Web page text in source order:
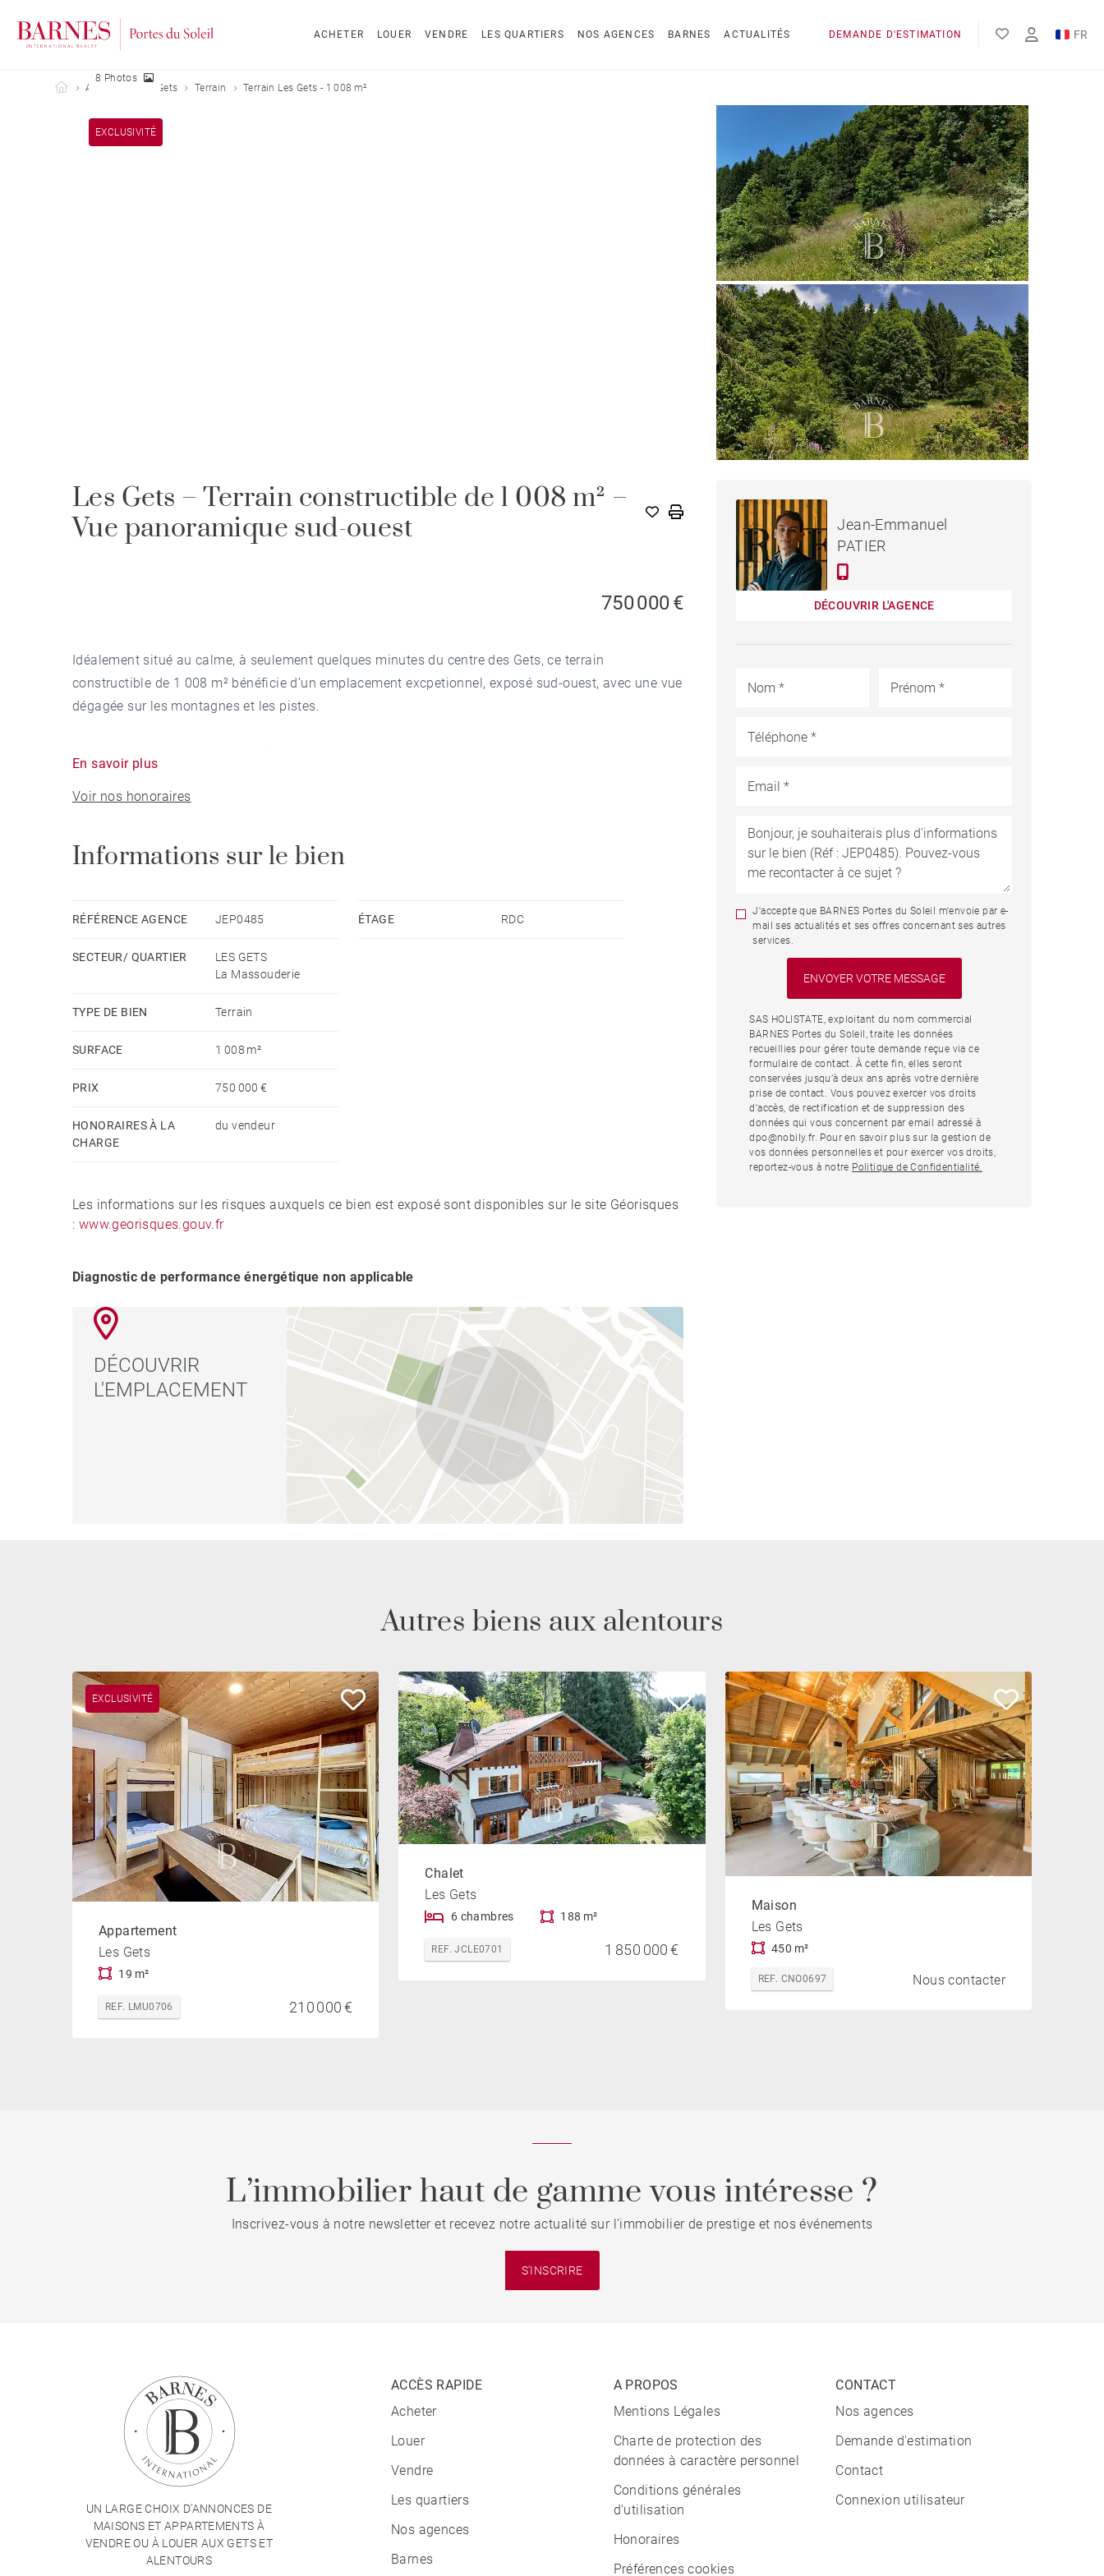
ACHETER LOUER VENDRE LES QUARTIERS NOS AGENCES BARNES ACTUALITÉS DEMANDE D'ESTIMATION
FR
Barnes Portes du Soleil
Acheter Les Gets Terrain Terrain Les Gets - 1 008 m²
EXCLUSIVITÉ
8 Photos
Les Gets – Terrain constructible de 1 008 m² –
Vue panoramique sud-ouest
750 000 €
Idéalement situé au calme, à seulement quelques minutes du centre des Gets, ce terrain
constructible de 1 008 m² bénéficie d’un emplacement excpetionnel, exposé sud-ouest, avec une vue
dégagée sur les montagnes et les pistes.
L'absence de coefficient d’emprise au sol maximal laisse place à de nombreuses possibilités
d’aménagement.
Un bien rare sur le secteur. Dossier complet sur demande.
En savoir plus
Voir nos honoraires
Informations sur le bien
RÉFÉRENCE AGENCE JEP0485
SECTEUR/ QUARTIER
LES GETS
La Massouderie
TYPE DE BIEN Terrain
SURFACE 1 008 m²
PRIX 750 000 €
HONORAIRES À LA
CHARGE
du vendeur
ÉTAGE RDC
Les informations sur les risques auxquels ce bien est exposé sont disponibles sur le site Géorisques
: www.georisques.gouv.fr
Diagnostic de performance énergétique non applicable
DÉCOUVRIR
L'EMPLACEMENT
TERRAIN LES GETS -
1 008 M²Jean-Emmanuel
PATIER
DÉCOUVRIR L'AGENCE
J'accepte que BARNES Portes du Soleil m'envoie par e-
mail ses actualités et ses offres concernant ses autres
services.
SAS HOLISTATE, exploitant du nom commercial
BARNES Portes du Soleil, traite les données
recueillies pour gérer toute demande reçue via ce
formulaire de contact. À cette fin, elles seront
conservées jusqu’à deux ans après votre dernière
prise de contact. Vous pouvez exercer vos droits
d'accès, de rectification et de suppression des
données qui vous concernent par email adressé à
dpo@nobily.fr. Pour en savoir plus sur la gestion de
vos données personnelles et pour exercer vos droits,
reportez-vous à notre Politique de Confidentialité.
Autres biens aux alentours
EXCLUSIVITÉ
Appartement
Les Gets
19 m²
REF. LMU0706 210 000 €
Chalet
Les Gets
6 chambres 188 m²
REF. JCLE0701 1 850 000 €
Maison
Les Gets
450 m²
REF. CNO0697 Nous contacter
L’immobilier haut de gamme vous intéresse ?
Inscrivez-vous à notre newsletter et recevez notre actualité sur l'immobilier de prestige et nos événements
S'INSCRIRE
UN LARGE CHOIX D'ANNONCES DE
MAISONS ET APPARTEMENTS À
VENDRE OU À LOUER AUX GETS ET
ALENTOURS
ACCÈS RAPIDE
Acheter
Louer
Vendre
Les quartiers
Nos agences
Barnes
A PROPOS
Mentions Légales
Charte de protection des
données à caractère personnel
Conditions générales
d'utilisation
Honoraires
Préférences cookies
CONTACT
Nos agences
Demande d'estimation
Contact
Connexion utilisateur